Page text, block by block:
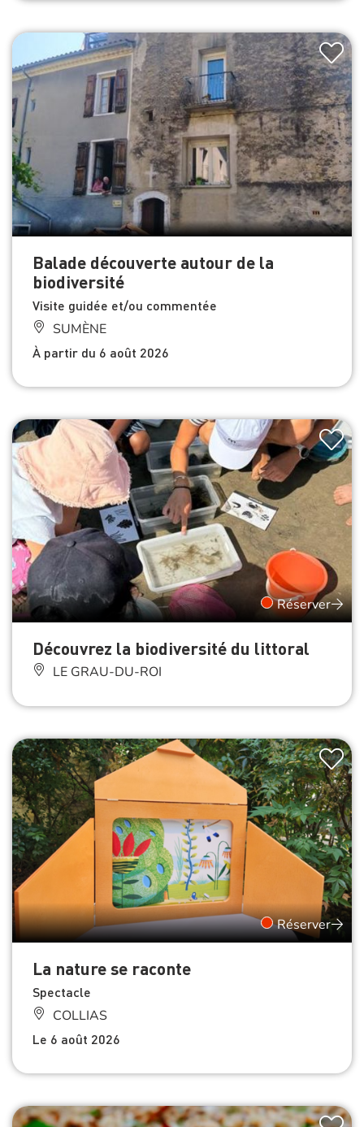
Balade découverte autour de la
biodiversité
Visite guidée et/ou commentée
SUMÈNE
À partir du 6 août 2026
Réserver
Découvrez la biodiversité du littoral
LE GRAU-DU-ROI
Réserver
La nature se raconte
Spectacle
COLLIAS
Le 6 août 2026